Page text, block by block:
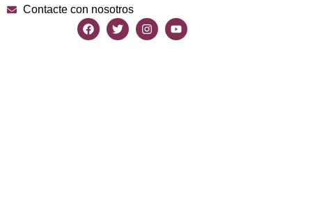
Contacte con nosotros